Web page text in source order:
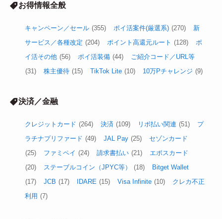
お得情報全般
キャンペーン／セール (355) ポイ活案件(厳選系) (270)
新
サービス／各種改定 (204) ポイント高還元ルート (128)
ポ
イ活その他 (56) ポイ活装備 (44)
ご紹介コード／URL等
(31)
株主優待 (15) TikTok Lite (10) 10万Pチャレンジ (9)
決済／金融
クレジットカード (264) 決済 (109) リボ払い関連 (51)
プ
ラチナプリファード (49) JAL Pay (25)
セゾンカード
(25)
ファミペイ (24) 請求書払い (21)
エポスカード
(20)
ステーブルコイン（JPYC等） (18)
Bitget Wallet
(17)
JCB (17) IDARE (15) Visa Infinite (10)
クレカ不正
利用 (7)